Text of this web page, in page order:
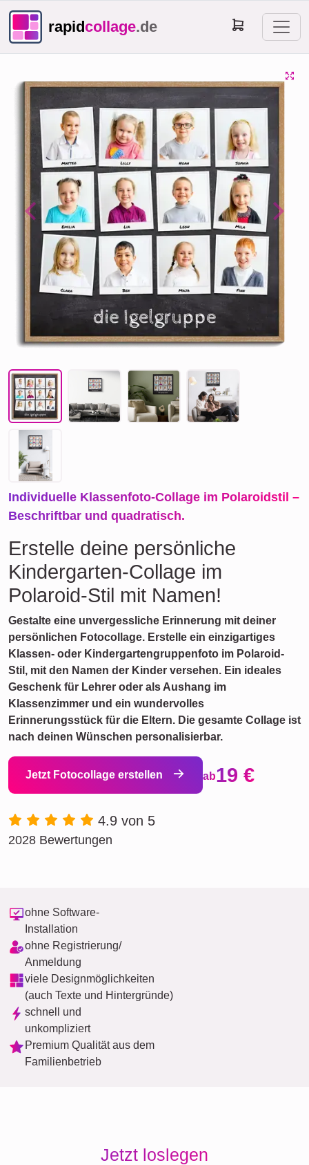
rapidcollage.de
Previous Next
Individuelle Klassenfoto-Collage im Polaroidstil –
Beschriftbar und quadratisch.
Erstelle deine persönliche
Kindergarten-Collage im
Polaroid-Stil mit Namen!
Gestalte eine unvergessliche Erinnerung mit deiner
persönlichen Fotocollage. Erstelle ein einzigartiges
Klassen- oder Kindergartengruppenfoto im Polaroid-
Stil, mit den Namen der Kinder versehen. Ein ideales
Geschenk für Lehrer oder als Aushang im
Klassenzimmer und ein wundervolles
Erinnerungsstück für die Eltern. Die gesamte Collage ist
nach deinen Wünschen personalisierbar.
Jetzt Fotocollage erstellen ab19 €
4.9 von 5
2028 Bewertungen
ohne Software-
Installation
ohne Registrierung/
Anmeldung
viele Designmöglichkeiten
(auch Texte und Hintergründe)
schnell und
unkompliziert
Premium Qualität aus dem
Familienbetrieb
Jetzt loslegen